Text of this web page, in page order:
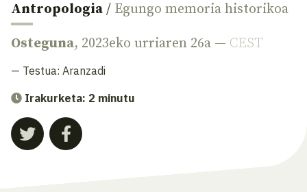
Antropologia / Egungo memoria historikoa
Osteguna, 2023eko urriaren 26a — CEST
— Testua: Aranzadi
Irakurketa: 2 minutu